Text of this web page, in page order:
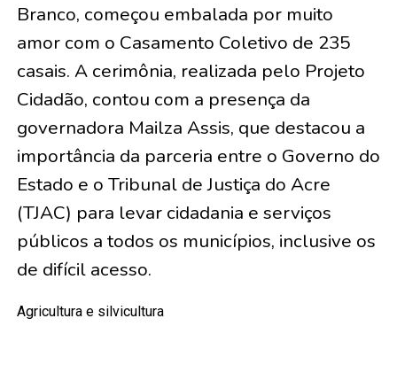
Branco, começou embalada por muito
amor com o Casamento Coletivo de 235
casais. A cerimônia, realizada pelo Projeto
Cidadão, contou com a presença da
governadora Mailza Assis, que destacou a
importância da parceria entre o Governo do
Estado e o Tribunal de Justiça do Acre
(TJAC) para levar cidadania e serviços
públicos a todos os municípios, inclusive os
de difícil acesso.
Agricultura e silvicultura